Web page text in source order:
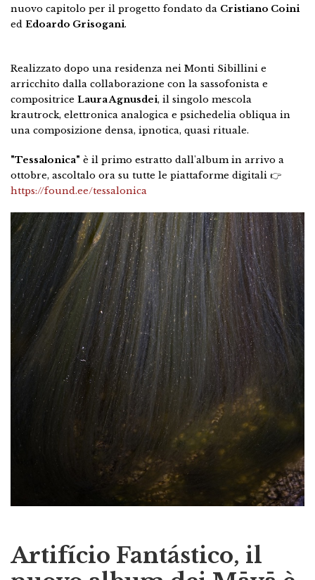
nuovo capitolo per il progetto fondato da Cristiano Coini
ed Edoardo Grisogani.
Realizzato dopo una residenza nei Monti Sibillini e
arricchito dalla collaborazione con la sassofonista e
compositrice Laura Agnusdei, il singolo mescola
krautrock, elettronica analogica e psichedelia obliqua in
una composizione densa, ipnotica, quasi rituale.
"Tessalonica" è il primo estratto dall'album in arrivo a
ottobre, ascoltalo ora su tutte le piattaforme digitali 👉
https://found.ee/tessalonica
Artifício Fantástico, il